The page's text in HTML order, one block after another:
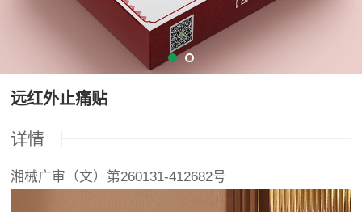
远红外止痛贴
详情
湘械广审（文）第260131-412682号